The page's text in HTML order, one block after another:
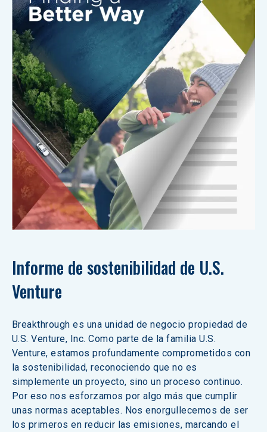
Informe de sostenibilidad de U.S.
Venture
Breakthrough es una unidad de negocio propiedad de
U.S. Venture, Inc. Como parte de la familia U.S.
Venture, estamos profundamente comprometidos con
la sostenibilidad, reconociendo que no es
simplemente un proyecto, sino un proceso continuo.
Por eso nos esforzamos por algo más que cumplir
unas normas aceptables. Nos enorgullecemos de ser
los primeros en reducir las emisiones, marcando el